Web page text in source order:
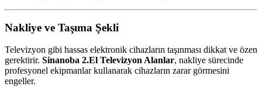
Nakliye ve Taşıma Şekli
Televizyon gibi hassas elektronik cihazların taşınması dikkat ve özen
gerektirir. Sinanoba 2.El Televizyon Alanlar, nakliye sürecinde
profesyonel ekipmanlar kullanarak cihazların zarar görmesini
engeller.